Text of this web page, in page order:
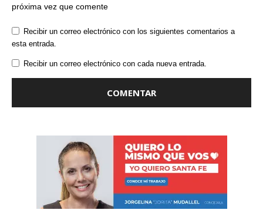
próxima vez que comente
Recibir un correo electrónico con los siguientes comentarios a
esta entrada.
Recibir un correo electrónico con cada nueva entrada.